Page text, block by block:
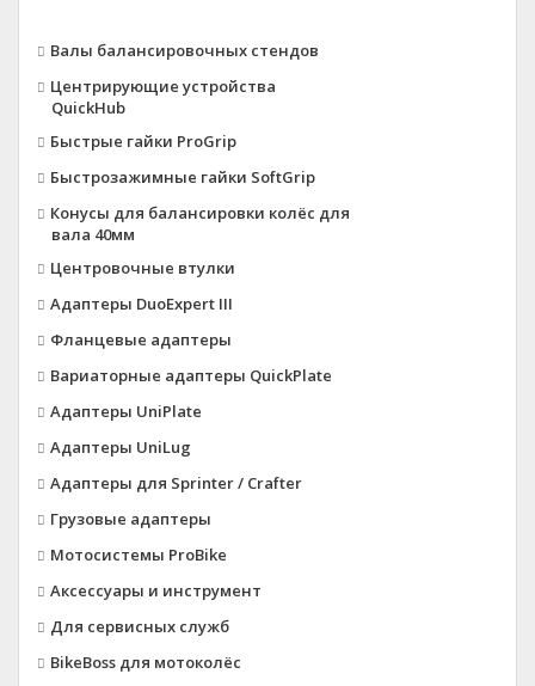
Валы балансировочных стендов
Центрирующие устройства
QuickHub
Быстрые гайки ProGrip
Быстрозажимные гайки SoftGrip
Конусы для балансировки колёс для
вала 40мм
Центровочные втулки
Адаптеры DuoExpert III
Фланцевые адаптеры
Вариаторные адаптеры QuickPlate
Адаптеры UniPlate
Адаптеры UniLug
Адаптеры для Sprinter / Crafter
Грузовые адаптеры
Мотосистемы ProBike
Аксессуары и инструмент
Для сервисных служб
BikeBoss для мотоколёс